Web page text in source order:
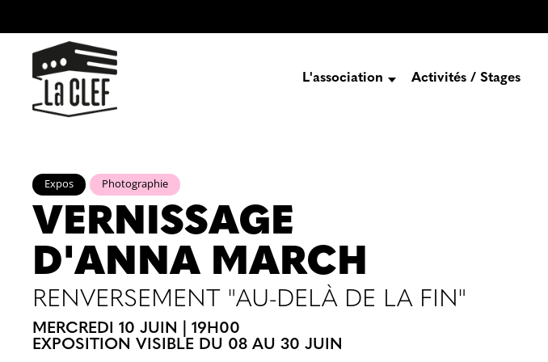
L'association
Partenaires
Activités / Stages
Expos Photographie
VERNISSAGE
D'ANNA MARCH
RENVERSEMENT "AU-DELÀ DE LA FIN"
MERCREDI 10 JUIN | 19H00
EXPOSITION VISIBLE DU 08 AU 30 JUIN